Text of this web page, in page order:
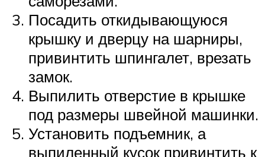
Посадить откидывающуюся
крышку и дверцу на шарниры,
привинтить шпингалет, врезать
замок.
Выпилить отверстие в крышке
под размеры швейной машинки.
Установить подъемник, а
выпиленный кусок привинтить к